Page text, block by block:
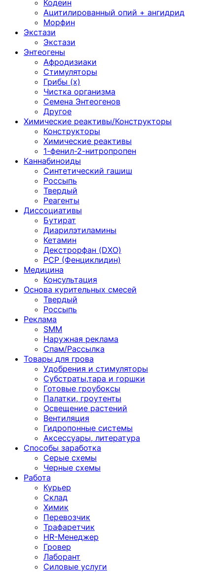
Кодеин
Ацитилированный опий + ангидрид
Морфин
Экстази
Экстази
Энтеогены
Афродизиаки
Стимуляторы
Грибы (х)
Чистка организма
Семена Энтеогенов
Другое
Химические реактивы/Конструкторы
Конструкторы
Химические реактивы
1-фенил-2-нитропропен
Каннабиноиды
Синтетический гашиш
Россыпь
Твердый
Реагенты
Диссоциативы
Бутират
Диарилэтиламины
Кетамин
Декстрорфан (DXO)
PCP (Фенциклидин)
Медицина
Консультация
Основа курительных смесей
Твердый
Россыпь
Реклама
SMM
Наружная реклама
Спам/Рассылка
Товары для грова
Удобрения и стимуляторы
Субстраты,тара и горшки
Готовые гроубоксы
Палатки, гроутенты
Освещение растений
Вентиляция
Гидропонные системы
Аксессуары, литература
Способы заработка
Серые схемы
Черные схемы
Работа
Курьер
Склад
Химик
Перевозчик
Трафаретчик
HR-Менеджер
Гровер
Лаборант
Силовые услуги